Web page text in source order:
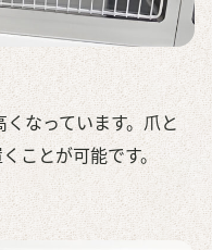
なっています。爪と
ことが可能です。